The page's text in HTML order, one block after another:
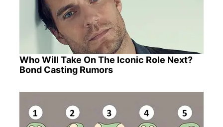
Who Will Take On The Iconic Role Next?
Bond Casting Rumors